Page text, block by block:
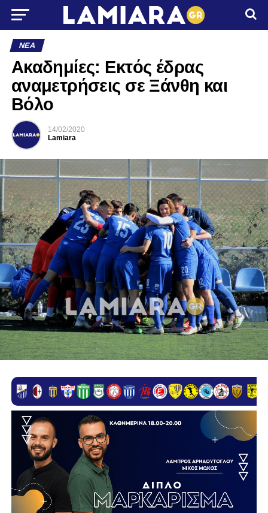
ΝΈΑ
Ακαδημίες: Εκτός έδρας
αναμετρήσεις σε Ξάνθη και
Βόλο
14/02/2020
Lamiara